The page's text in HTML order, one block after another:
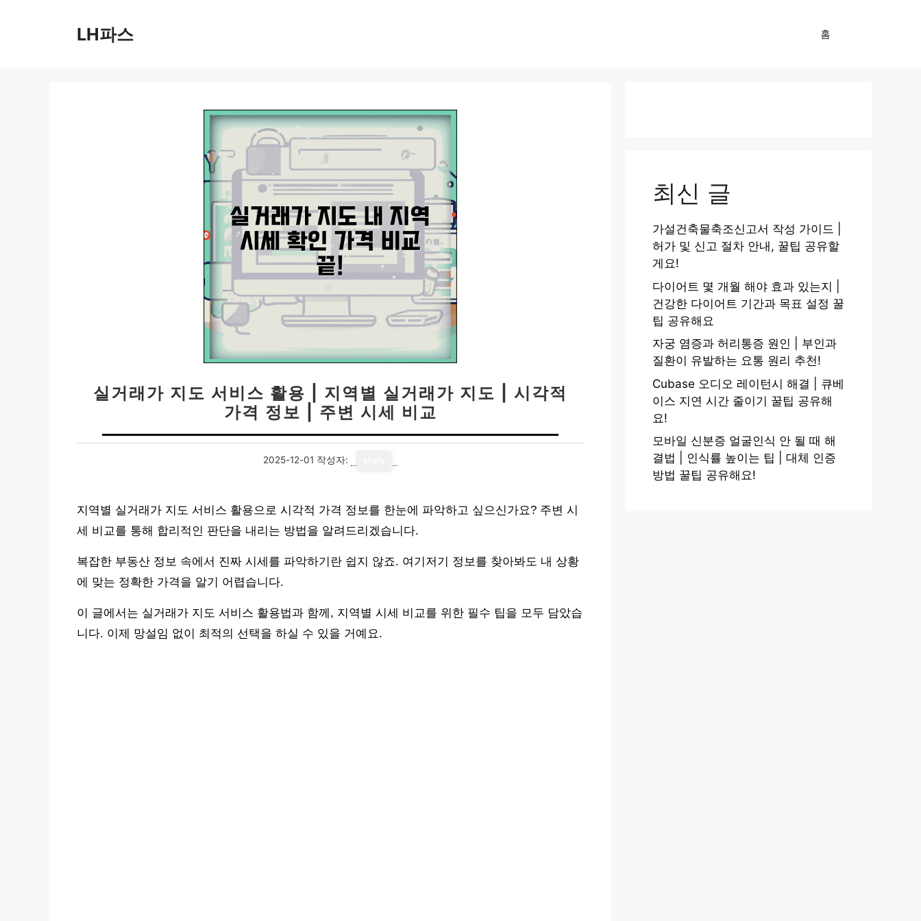
LH파스 홈
실거래가 지도 서비스 활용 | 지역별 실거래가 지도 | 시각적
가격 정보 | 주변 시세 비교
2025-12-01 작성자:
지역별 실거래가 지도 서비스 활용으로 시각적 가격 정보를 한눈에 파악하고 싶으신가요? 주변 시
세 비교를 통해 합리적인 판단을 내리는 방법을 알려드리겠습니다.
복잡한 부동산 정보 속에서 진짜 시세를 파악하기란 쉽지 않죠. 여기저기 정보를 찾아봐도 내 상황
에 맞는 정확한 가격을 알기 어렵습니다.
이 글에서는 실거래가 지도 서비스 활용법과 함께, 지역별 시세 비교를 위한 필수 팁을 모두 담았습
니다. 이제 망설임 없이 최적의 선택을 하실 수 있을 거예요.
최신 글
가설건축물축조신고서 작성 가이드 |
허가 및 신고 절차 안내, 꿀팁 공유할
게요!
다이어트 몇 개월 해야 효과 있는지 |
건강한 다이어트 기간과 목표 설정 꿀
팁 공유해요
자궁 염증과 허리통증 원인 | 부인과
질환이 유발하는 요통 원리 추천!
Cubase 오디오 레이턴시 해결 | 큐베
이스 지연 시간 줄이기 꿀팁 공유해
요!
모바일 신분증 얼굴인식 안 될 때 해
결법 | 인식률 높이는 팁 | 대체 인증
방법 꿀팁 공유해요!